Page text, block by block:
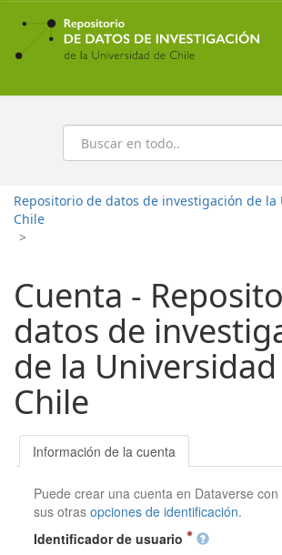
Ir
contenido
principal
Buscar
Repositorio de datos de investigación de
Chile
>
Cuenta -
datos de
de la
Chile
Información de la cuenta
Puede crear una cuenta en Dataverse
sus otrasopciones de identificación.
Identificador de usuario